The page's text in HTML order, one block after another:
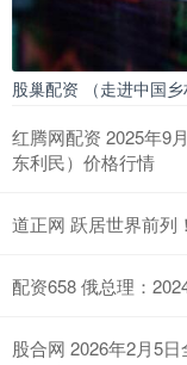
股巢配资 （走进中国
红腾网配资 2025年9
东利民）价格行情
道正网 跃居世界前列
配资658 俄总理：
股合网 2026年2月5